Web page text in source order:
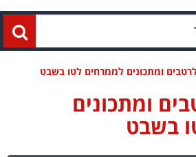
ומתכונים לממרחים לטו בשבט
ומתכונים
בשבט